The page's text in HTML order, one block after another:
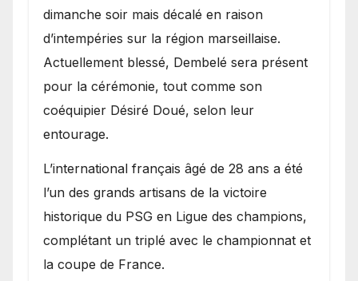
dimanche soir mais décalé en raison
d’intempéries sur la région marseillaise.
Actuellement blessé, Dembelé sera présent
pour la cérémonie, tout comme son
coéquipier Désiré Doué, selon leur
entourage.
L’international français âgé de 28 ans a été
l’un des grands artisans de la victoire
historique du PSG en Ligue des champions,
complétant un triplé avec le championnat et
la coupe de France.